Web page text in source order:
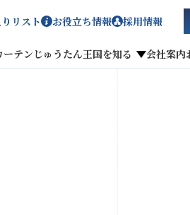
リスト お役立ち情報 採用情報
ーテンじゅうたん王国を知る 会社案内